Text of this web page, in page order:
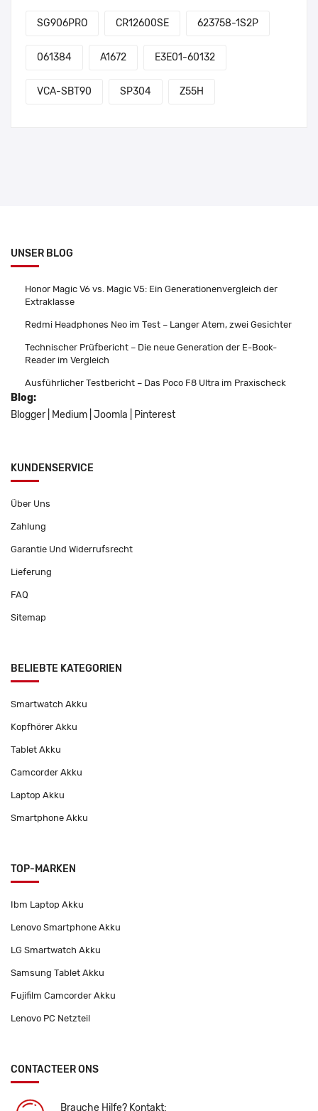
SG906PRO CR12600SE 623758-1S2P
061384 A1672 E3E01-60132
VCA-SBT90 SP304 Z55H
UNSER BLOG
Honor Magic V6 vs. Magic V5: Ein Generationenvergleich der
Extraklasse
Redmi Headphones Neo im Test – Langer Atem, zwei Gesichter
Technischer Prüfbericht – Die neue Generation der E-Book-
Reader im Vergleich
Ausführlicher Testbericht – Das Poco F8 Ultra im Praxischeck
Blog:
Blogger
Medium Joomla Pinterest
KUNDENSERVICE
Über Uns
Zahlung
Garantie Und Widerrufsrecht
Lieferung
FAQ
Sitemap
BELIEBTE KATEGORIEN
Smartwatch Akku
Kopfhörer Akku
Tablet Akku
Camcorder Akku
Laptop Akku
Smartphone Akku
TOP-MARKEN
Ibm Laptop Akku
Lenovo Smartphone Akku
LG Smartwatch Akku
Samsung Tablet Akku
Fujifilm Camcorder Akku
Lenovo PC Netzteil
CONTACTEER ONS
Brauche Hilfe? Kontakt: